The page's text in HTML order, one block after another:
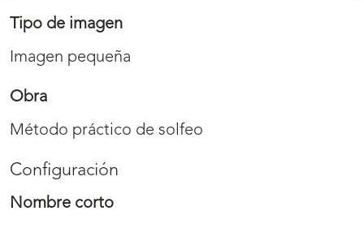
Tipo de imagen
Imagen pequeña
Obra
Método práctico de solfeo
Configuración
Nombre corto